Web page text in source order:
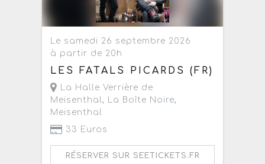
Le samedi 26 septembre 2026
à partir de 20h
LES FATALS PICARDS (FR)
La Halle Verrière de
Meisenthal, La Boîte Noire,
Meisenthal
33 Euros
RÉSERVER SUR SEETICKETS.FR